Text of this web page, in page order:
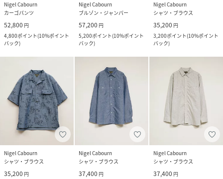
Nigel Cabourn
カーゴパンツ
52,800 円
4,800ポイント(10%ポイント
バック)
Nigel Cabourn
ブルゾン・ジャンパー
57,200 円
5,200ポイント(10%ポイント
バック)
Nigel Cabourn
シャツ・ブラウス
35,200 円
3,200ポイント(10%ポイント
バック)
Nigel Cabourn
シャツ・ブラウス
35,200 円
Nigel Cabourn
シャツ・ブラウス
37,400 円
Nigel Cabourn
シャツ・ブラウス
37,400 円